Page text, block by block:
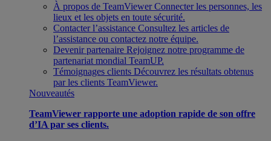
À propos de TeamViewer Connecter les personnes, les
lieux et les objets en toute sécurité.
Contacter l’assistance Consultez les articles de
l’assistance ou contactez notre équipe.
Devenir partenaire Rejoignez notre programme de
partenariat mondial TeamUP.
Témoignages clients Découvrez les résultats obtenus
par les clients TeamViewer.
Nouveautés
TeamViewer rapporte une adoption rapide de son offre
d’IA par ses clients.